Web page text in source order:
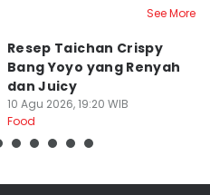
See More
Resep Taichan Crispy
Bang Yoyo yang Renyah
dan Juicy
10 Agu 2026, 19:20 WIB
Food